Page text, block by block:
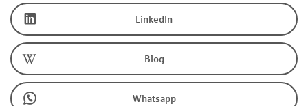
LinkedIn
Blog
Whatsapp